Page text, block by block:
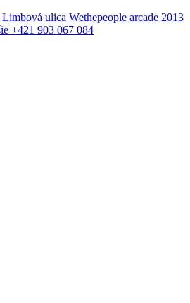
ulica Wethepeople arcade 2013
+421 903 067 084